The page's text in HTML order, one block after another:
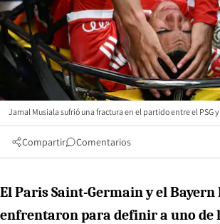
Jamal Musiala sufrió una fractura en el partido entre el PSG
Compartir Comentarios
El Paris Saint-Germain y el Bayern
enfrentaron para definir a uno de